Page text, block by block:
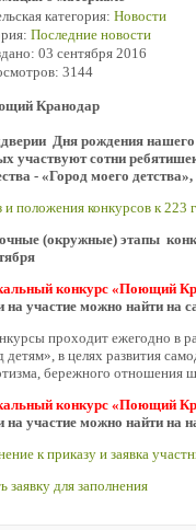
категория: Новости
Последние новости
03 сентября 2016
3144
Дня рождения
участвуют сотни
- «Город моего
и положения конкурсов к 223
(окружные) этапы
конкурс «Поющий
на участие можно найти
проходит ежегодно в
детям», в целях развития
бережного отношения
конкурс «Поющий
на участие можно найти
к приказу и заявка
заявку для заполнения